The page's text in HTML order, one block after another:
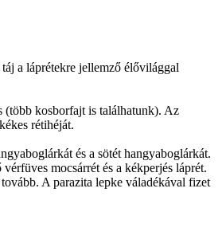
a láprétekre jellemző élővilággal
(több kosborfajt is találhatunk). Az
rétihéját.
és a sötét hangyaboglárkát.
mocsárrét és a kékperjés láprét.
A parazita lepke váladékával fizet